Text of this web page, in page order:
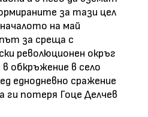
за тази цел
на май
за среща с
революционен окръг
обкръжение в село
еднодневно сражение
потеря Гоце Делчев